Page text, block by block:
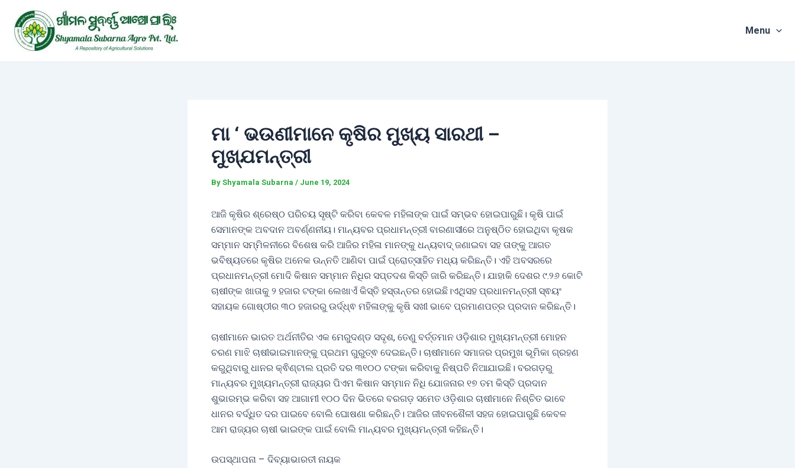
content
Menu
ମା ‘ ଭଉଣୀମାନେ କୃଷିର ମୁଖ୍ୟ ସାରଥୀ –
ମୁଖ୍ଯମନ୍ତ୍ରୀ
ByShyamala Subarna / June 19, 2024
ଆଜି କୃଷିର ଶ୍ରେଷ୍ଠ ପରିଚୟ ସୃଷ୍ଟି କରିବା କେବଳ ମହିଳାଙ୍କ ପାଇଁ ସମ୍ଭବ ହୋଇପାରୁଛି। କୃଷି ପାଇଁ
ସେମାନଙ୍କ ଅବଦାନ ଅବର୍ଣ୍ଣନୀୟ। ମାନ୍ୟବର ପ୍ରଧାମନ୍ତ୍ରୀ ବାରଣାସୀରେ ଅନୁଷ୍ଠିତ ହୋଇଥିବା କୃଷକ
ସମ୍ମାନ ସମ୍ମିଳନୀରେ ବିଶେଷ କରି ଆଜିର ମହିଳା ମାନଙ୍କୁ ଧନ୍ୟବାଦ୍ ଜଣାଇବା ସହ ତାଙ୍କୁ ଆଗତ
ଭବିଷ୍ୟତରେ କୃଷିର ଅନେକ ଉନ୍ନତି ଆଣିବା ପାଇଁ ପ୍ରୋତ୍ସାହିତ ମଧ୍ୟ କରିଛନ୍ତି। ଏହି ଅବସରରେ
ପ୍ରଧାନମନ୍ତ୍ରୀ ମୋଦି କିଷାନ ସମ୍ମାନ ନିଧିର ସପ୍ତଦଶ କିସ୍ତି ଜାରି କରିଛନ୍ତି। ଯାହାକି ଦେଶର ୯.୨୬ କୋଟି
ଚାଷୀଙ୍କ ଖାତାକୁ ୨ ହଜାର ଟଙ୍କା ଲେଖାଏଁ କିସ୍ତି ହସ୍ତାନ୍ତର ହୋଇଛି।ଏଥିସହ ପ୍ରଧାନମନ୍ତ୍ରୀ ସ୍ଵୟଂ
ସହାୟକ ଗୋଷ୍ଠୀର ୩୦ ହଜାରରୁ ଉର୍ଦ୍ଧ୍ଵ ମହିଳାଙ୍କୁ କୃଷି ସଖୀ ଭାବେ ପ୍ରମାଣପତ୍ର ପ୍ରଦାନ କରିଛନ୍ତି।
ଚାଷୀମାନେ ଭାରତ ଅର୍ଥନୀତିର ଏକ ମେରୁଦଣ୍ଡ ସଦୃଶ, ତେଣୁ ବର୍ତ୍ତମାନ ଓଡ଼ିଶାର ମୁଖ୍ୟମନ୍ତ୍ରୀ ମୋହନ
ଚରଣ ମାଝି ଚାଷୀଭାଇମାନଙ୍କୁ ପ୍ରଥମ ଗୁରୁତ୍ଵ ଦେଇଛନ୍ତି। ଚାଷୀମାନେ ସମାଜର ପ୍ରମୁଖ ଭୂମିକା ଗ୍ରହଣ
କରୁଥିବାରୁ ଧାନର କ୍ଵିଣ୍ଟାଲ ପ୍ରତି ଦର ୩୧୦୦ ଟଙ୍କା କରିବାକୁ ନିଷ୍ପତି ନିଆଯାଇଛି। ବରଗଡ଼ରୁ
ମାନ୍ୟବର ମୁଖ୍ୟମନ୍ତ୍ରୀ ରାଜ୍ୟର ପିଏମ କିଷାନ ସମ୍ମାନ ନିଧି ଯୋଜନାର ୧୭ ତମ କିସ୍ତି ପ୍ରଦାନ
ଶୁଭାରମ୍ଭ କରିବା ସହ ଆଗାମୀ ୧୦୦ ଦିନ ଭିତରେ ବରଗଡ଼ ସମେତ ଓଡ଼ିଶାର ଚାଷୀମାନେ ନିଶ୍ଚିତ ଭାବେ
ଧାନର ବର୍ଦ୍ଧିତ ଦର ପାଇବେ ବୋଲି ଘୋଷଣା କରିଛନ୍ତି। ଆଜିର ଜୀବନଶୈଳୀ ସହଜ ହୋଇପାରୁଛି କେବଳ
ଆମ ରାଜ୍ୟର ଚାଷୀ ଭାଇଙ୍କ ପାଇଁ ବୋଲି ମାନ୍ୟବର ମୁଖ୍ୟମନ୍ତ୍ରୀ କହିଛନ୍ତି।
ଉପସ୍ଥାପନା – ଦିବ୍ୟାଭାରତୀ ନାୟକ